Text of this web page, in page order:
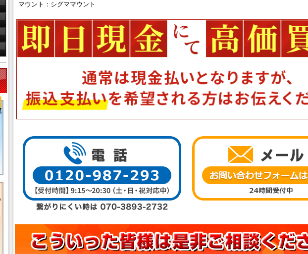
マウント：シグママウント